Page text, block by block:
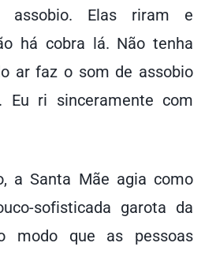
assobio. Elas riram e
há cobra lá. Não tenha
ar faz o som de assobio
Eu ri sinceramente com
a Santa Mãe agia como
sofisticada garota da
modo que as pessoas